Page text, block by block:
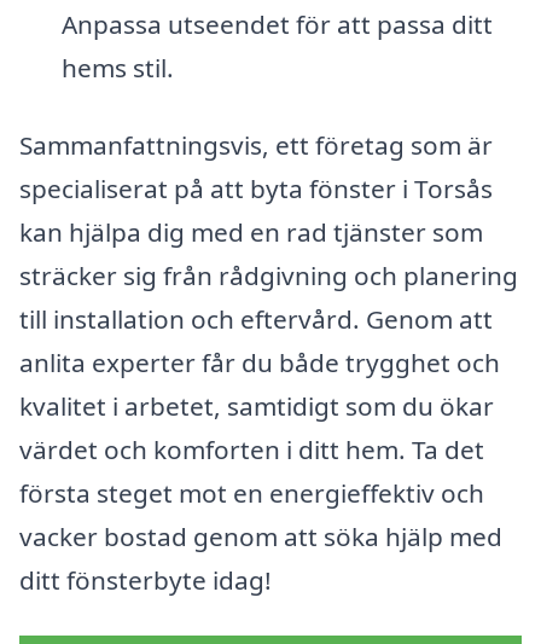
Anpassa utseendet för att passa ditt
hems stil.
Sammanfattningsvis, ett företag som är
specialiserat på att byta fönster i Torsås
kan hjälpa dig med en rad tjänster som
sträcker sig från rådgivning och planering
till installation och eftervård. Genom att
anlita experter får du både trygghet och
kvalitet i arbetet, samtidigt som du ökar
värdet och komforten i ditt hem. Ta det
första steget mot en energieffektiv och
vacker bostad genom att söka hjälp med
ditt fönsterbyte idag!